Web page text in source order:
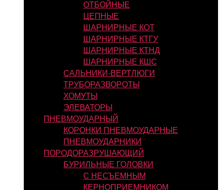
ОТБОЙНЫЕ
ЦЕПНЫЕ
ШАРНИРНЫЕ КОТ
ШАРНИРНЫЕ КТГУ
ШАРНИРНЫЕ КТНД
ШАРНИРНЫЕ КШС
САЛЬНИКИ-ВЕРТЛЮГИ
ТРУБОРАЗВОРОТЫ
ХОМУТЫ
ЭЛЕВАТОРЫ
ПНЕВМОУДАРНЫЙ
КОРОНКИ ПНЕВМОУДАРНЫЕ
ПНЕВМОУДАРНИКИ
ПОРОДОРАЗРУШАЮЩИЙ
БУРИЛЬНЫЕ ГОЛОВКИ
С НЕСЪЕМНЫМ
КЕРНОПРИЕМНИКОМ